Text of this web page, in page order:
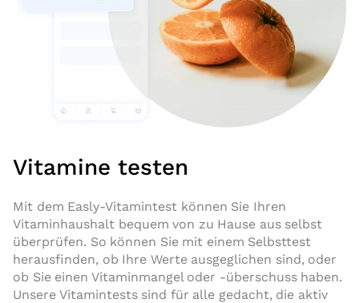
Vitamine testen
Mit dem Easly-Vitamintest können Sie Ihren
Vitaminhaushalt bequem von zu Hause aus selbst
überprüfen. So können Sie mit einem Selbsttest
herausfinden, ob Ihre Werte ausgeglichen sind, oder
ob Sie einen Vitaminmangel oder -überschuss haben.
Unsere Vitamintests sind für alle gedacht, die aktiv